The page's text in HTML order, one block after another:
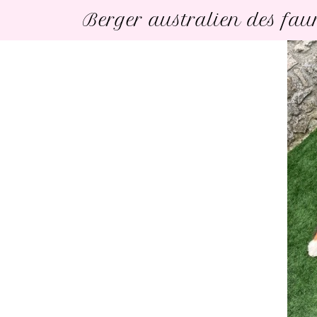
Berger australien des